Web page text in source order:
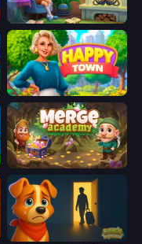
Halloween Merge
Happy Town
Merge Academy
Ranch Adventures